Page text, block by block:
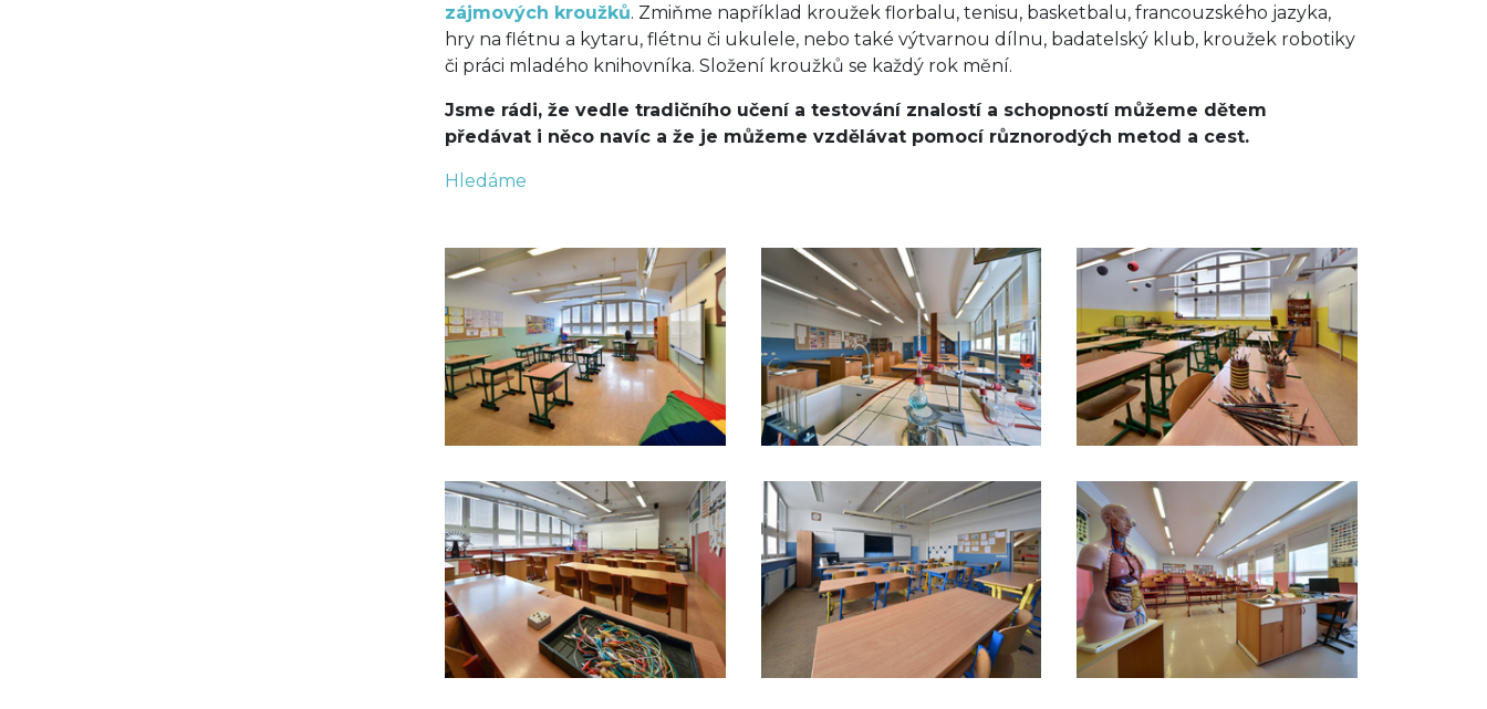
zájmových kroužků. Zmiňme například kroužek florbalu, tenisu, basketbalu, francouzského jazyka,
hry na flétnu a kytaru, flétnu či ukulele, nebo také výtvarnou dílnu, badatelský klub, kroužek robotiky
či práci mladého knihovníka. Složení kroužků se každý rok mění.
Jsme rádi, že vedle tradičního učení a testování znalostí a schopností můžeme dětem
předávat i něco navíc a že je můžeme vzdělávat pomocí různorodých metod a cest.
Hledáme